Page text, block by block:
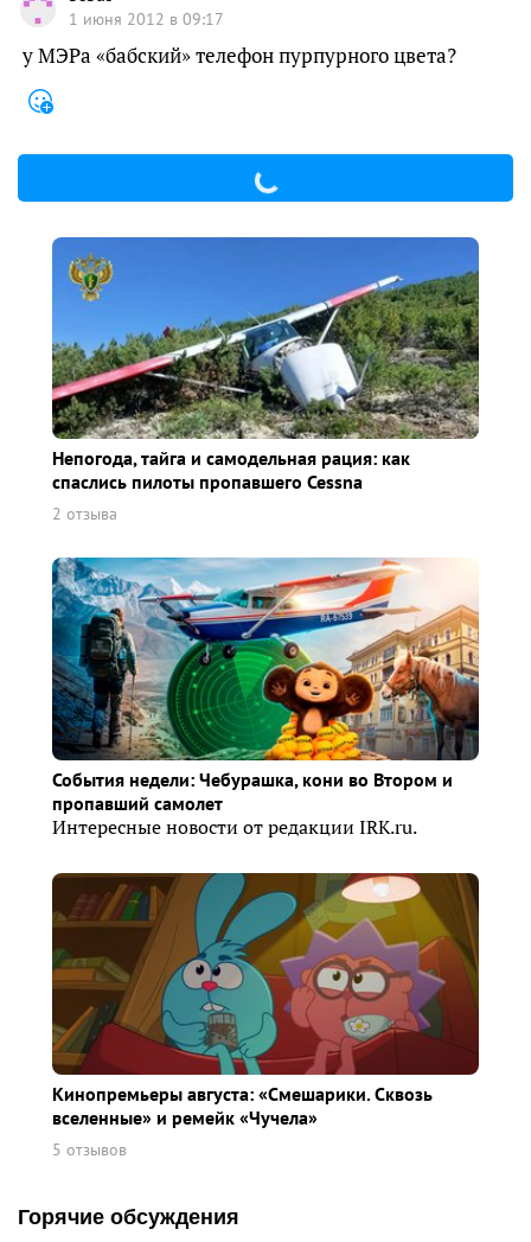
1 июня 2012 в 09:17
у МЭРа «бабский» телефон пурпурного цвета?
Непогода, тайга и самодельная рация: как
спаслись пилоты пропавшего Cessna
2 отзыва
События недели: Чебурашка, кони во Втором и
пропавший самолет
Интересные новости от редакции IRK.ru.
Кинопремьеры августа: «Смешарики. Сквозь
вселенные» и ремейк «Чучела»
5 отзывов
Горячие обсуждения